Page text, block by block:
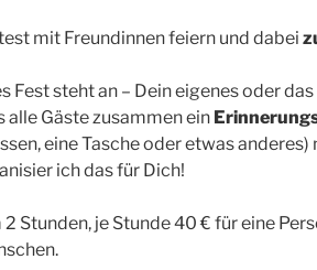
mit Freun­din­nen fei­ern und dabei
Fest steht an – Dein eige­nes oder
alle Gäs­te zusam­men ein
eine Tasche oder etwas
ich das für Dich!
Stun­den, je Stun­de 40 € für eine